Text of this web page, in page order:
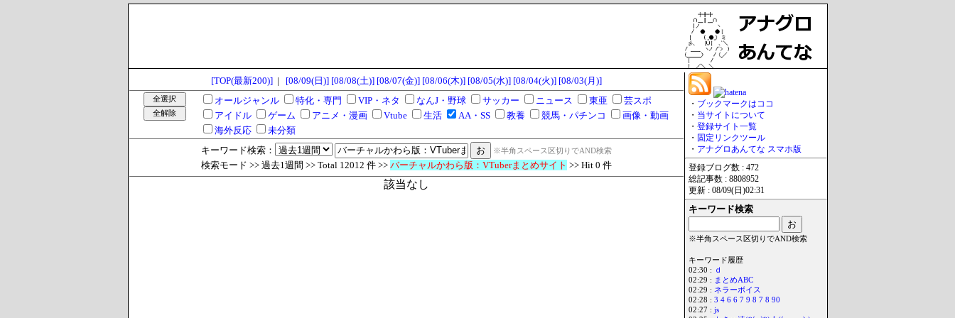
[TOP(最新200)]| [08/09(日)] [08/08(土)] [08/07(金)] [08/06(木)] [08/05(水)] [08/04(火)] [08/03(月)]
オールジャンル
特化・専門 VIP・ネタ なんJ・野球 サッカー ニュース 東亜
芸スポ
アイドル
ゲーム アニメ・漫画 Vtube 生活 AA・SS 教養 競馬・パチンコ
画像・動画
海外反応
未分類
キーワード検索：
※半角スペース区切りでAND検索
検索モード >> 過去1週間 >> Total 12012 件 >> バーチャルかわら版：VTuberまとめサイト >> Hit 0 件
該当なし
・ ブックマークはココ
・ 当サイトについて
・ 登録サイト一覧
・ 固定リンクツール
・ アナグロあんてな スマホ版
登録ブログ数 : 472
総記事数 : 8808952
更新 : 08/09(日)02:31
キーワード検索
※半角スペース区切りでAND検索
キーワード履歴
02:30 :
ｄ
02:29 : まとめABC
02:29 : ネラーボイス
02:28 : 3 4 6 6 7 9 8 7 8 90
02:27 : js